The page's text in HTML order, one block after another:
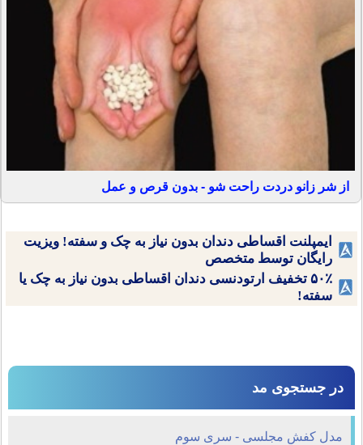
از شر زانو دردت راحت شو - بدون قرص و عمل
ایمپلنت اقساطی دندان بدون نیاز به چک و سفته! ویزیت
رایگان توسط متخصص
۵۰٪ تخفیف ارتودنسی دندان اقساطی بدون نیاز به چک یا
سفته!
در جستجوی مد
مدل کفش مجلسی - سری سوم